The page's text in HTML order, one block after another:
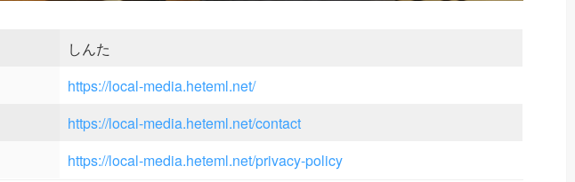
しんた
https://local-media.heteml.net/
https://local-media.heteml.net/contact
https://local-media.heteml.net/privacy-policy